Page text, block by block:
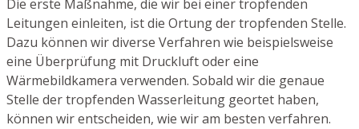
Die erste Maßnahme, die wir bei einer tropfenden
Leitungen einleiten, ist die Ortung der tropfenden Stelle.
Dazu können wir diverse Verfahren wie beispielsweise
eine Überprüfung mit Druckluft oder eine
Wärmebildkamera verwenden. Sobald wir die genaue
Stelle der tropfenden Wasserleitung geortet haben,
können wir entscheiden, wie wir am besten verfahren.